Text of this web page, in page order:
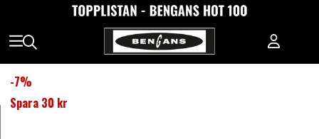
-7%
Spara 30 kr